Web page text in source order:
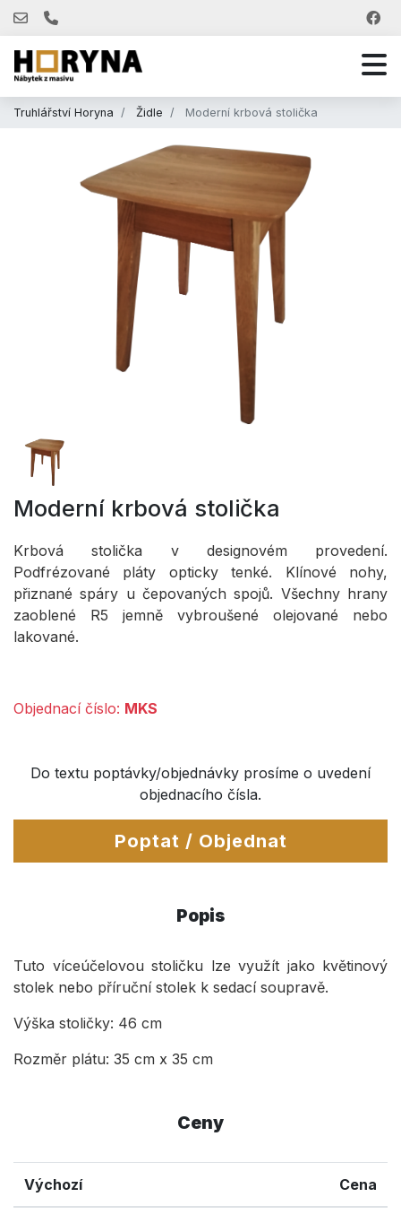
Truhlářství Horyna Židle Moderní krbová stolička
Moderní krbová stolička
Krbová stolička v designovém provedení.
Podfrézované pláty opticky tenké. Klínové nohy,
přiznané spáry u čepovaných spojů. Všechny hrany
zaoblené R5 jemně vybroušené olejované nebo
lakované.
Objednací číslo: MKS
Do textu poptávky/objednávky prosíme o uvedení
objednacího čísla.
Poptat / Objednat
Popis
Tuto víceúčelovou stoličku lze využít jako květinový
stolek nebo příruční stolek k sedací soupravě.
Výška stoličky: 46 cm
Rozměr plátu: 35 cm x 35 cm
Ceny
Výchozí Cena